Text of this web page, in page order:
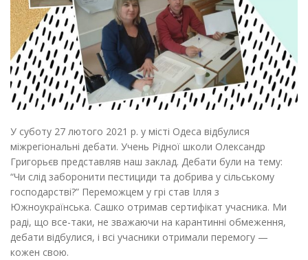
У суботу 27 лютого 2021 р. у місті Одеса відбулися
міжрегіональні дебати. Учень Рідної школи Олександр
Григорьєв представляв наш заклад. Дебати були на тему:
“Чи слід заборонити пестициди та добрива у сільському
господарстві?” Переможцем у грі став Ілля з
Южноукраїнська. Сашко отримав сертифікат учасника. Ми
раді, що все-таки, не зважаючи на карантинні обмеження,
дебати відбулися, і всі учасники отримали перемогу —
кожен свою.